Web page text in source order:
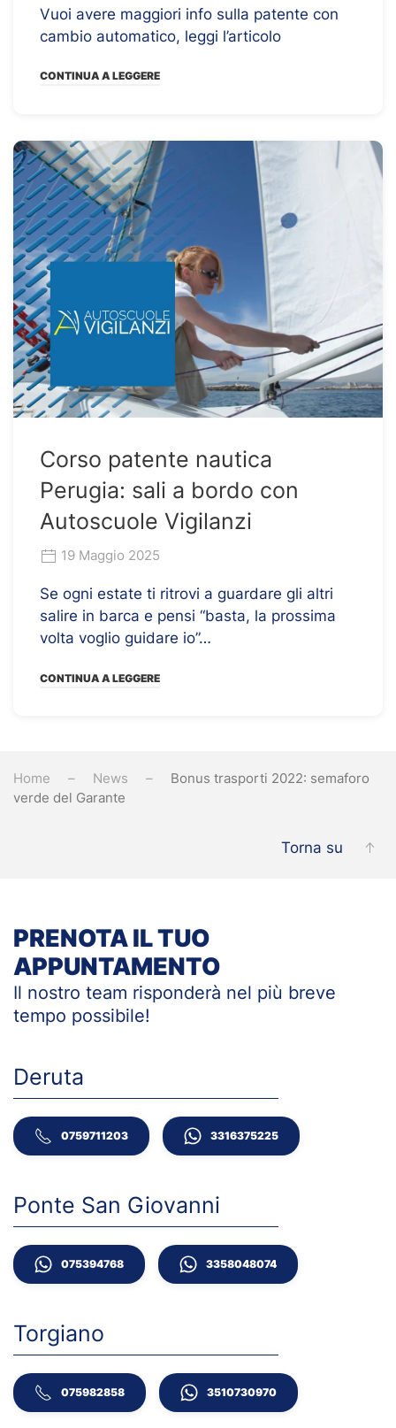
Vuoi avere maggiori info sulla patente con
cambio automatico, leggi l’articolo
CONTINUA A LEGGERE
Corso patente nautica
Perugia: sali a bordo con
Autoscuole Vigilanzi
19 Maggio 2025
Se ogni estate ti ritrovi a guardare gli altri
salire in barca e pensi “basta, la prossima
volta voglio guidare io”…
CONTINUA A LEGGERE
Home News
Bonus trasporti 2022: semaforo
verde del Garante
Torna su
PRENOTA IL TUO
APPUNTAMENTO
Il nostro team risponderà nel più breve
tempo possibile!
Deruta
0759711203 3316375225
Ponte San Giovanni
075394768 3358048074
Torgiano
075982858 3510730970